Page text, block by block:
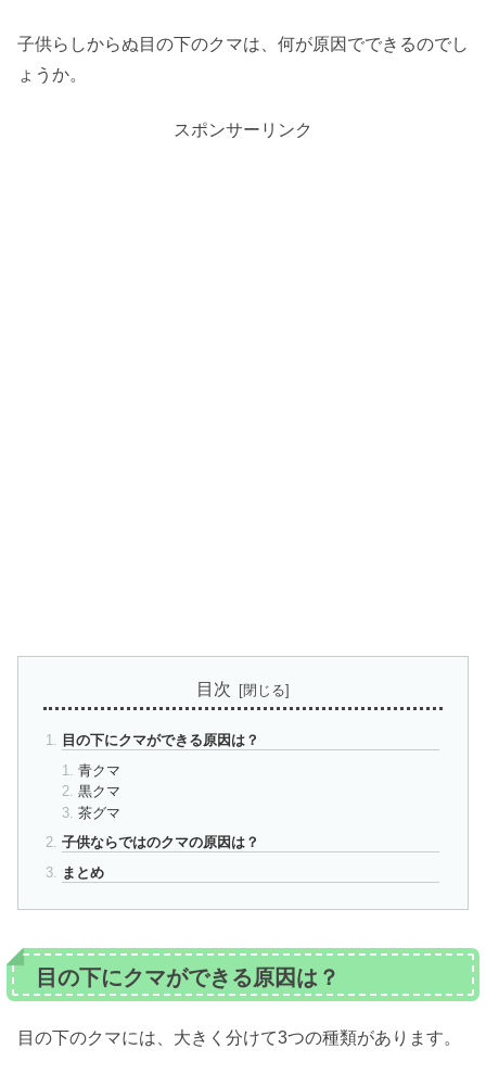
子供らしからぬ目の下のクマは、何が原因でできるのでし
ょうか。
スポンサーリンク
目次
目の下にクマができる原因は？
青クマ
黒クマ
茶グマ
子供ならではのクマの原因は？
まとめ
目の下にクマができる原因は？
目の下のクマには、大きく分けて3つの種類があります。